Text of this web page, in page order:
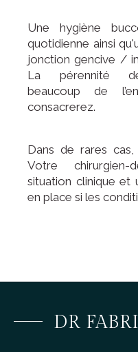
Une hygiène
quotidienne ainsi
jonction gencive /
La pérennité
beaucoup de
consacrerez.
Dans de rares
Votre
situation clinique et
en place si les
DR